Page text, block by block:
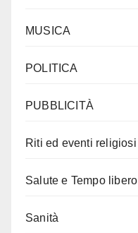
MUSICA
POLITICA
PUBBLICITÀ
Riti ed eventi religiosi
Salute e Tempo libero
Sanità